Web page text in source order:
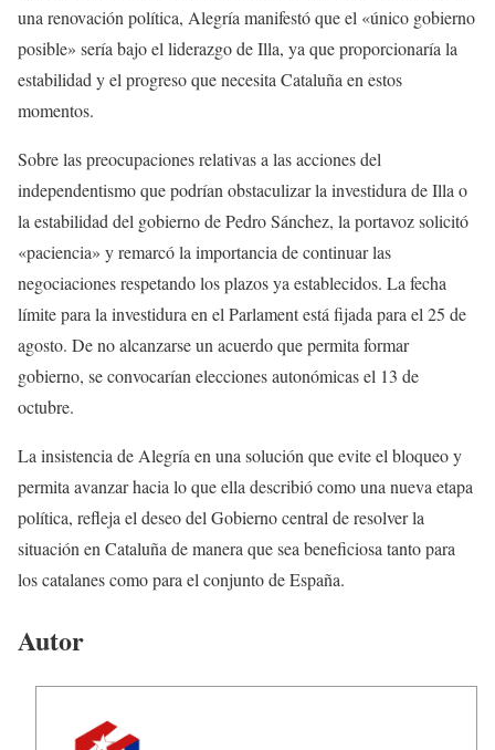
una renovación política, Alegría manifestó que el «único gobierno
posible» sería bajo el liderazgo de Illa, ya que proporcionaría la
estabilidad y el progreso que necesita Cataluña en estos
momentos.
Sobre las preocupaciones relativas a las acciones del
independentismo que podrían obstaculizar la investidura de Illa o
la estabilidad del gobierno de Pedro Sánchez, la portavoz solicitó
«paciencia» y remarcó la importancia de continuar las
negociaciones respetando los plazos ya establecidos. La fecha
límite para la investidura en el Parlament está fijada para el 25 de
agosto. De no alcanzarse un acuerdo que permita formar
gobierno, se convocarían elecciones autonómicas el 13 de
octubre.
La insistencia de Alegría en una solución que evite el bloqueo y
permita avanzar hacia lo que ella describió como una nueva etapa
política, refleja el deseo del Gobierno central de resolver la
situación en Cataluña de manera que sea beneficiosa tanto para
los catalanes como para el conjunto de España.
Autor